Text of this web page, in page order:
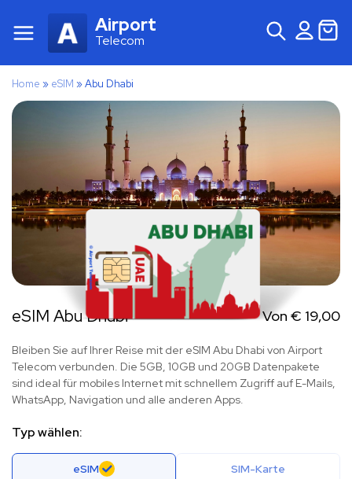
Airport
Telecom
Home » eSIM »Abu Dhabi
eSIM Abu Dhabi Von € 19,00
Bleiben Sie auf Ihrer Reise mit der eSIM Abu Dhabi von Airport
Telecom verbunden. Die 5GB, 10GB und 20GB Datenpakete
sind ideal für mobiles Internet mit schnellem Zugriff auf E-Mails,
WhatsApp, Navigation und alle anderen Apps.
Typ wählen:
eSIM SIM-Karte